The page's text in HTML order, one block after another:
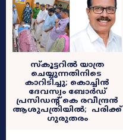
സ്കൂട്ടറിൽ യാത്ര
ചെയ്യുന്നതിനിടെ
കാറിടിച്ചു; കൊച്ചിൻ
ദേവസ്വം ബോര്‍ഡ്
പ്രസിഡന്‍റ് കെ രവീന്ദ്രൻ
ആശുപത്രിയിൽ; പരിക്ക്
ഗുരുതരം